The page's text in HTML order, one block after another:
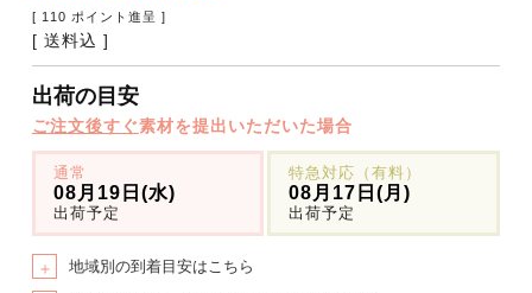
[ 110 ポイント進呈 ]
送料込
出荷の目安
ご注文後すぐ素材を提出いただいた場合
通常
08月19日(水)
出荷予定
特急対応（有料）
08月17日(月)
出荷予定
＋ 地域別の到着目安はこちら